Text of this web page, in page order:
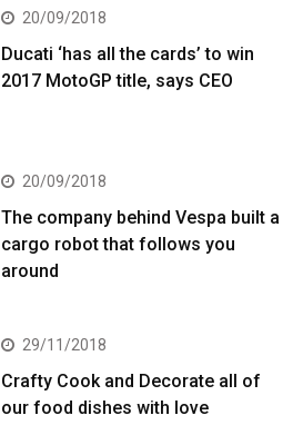
20/09/2018
Ducati ‘has all the cards’ to win
2017 MotoGP title, says CEO
20/09/2018
The company behind Vespa built a
cargo robot that follows you
around
29/11/2018
Crafty Cook and Decorate all of
our food dishes with love